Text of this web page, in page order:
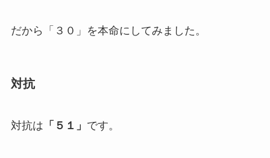
だから「３０」を本命にしてみました。
対抗
対抗は 「５１」 です。